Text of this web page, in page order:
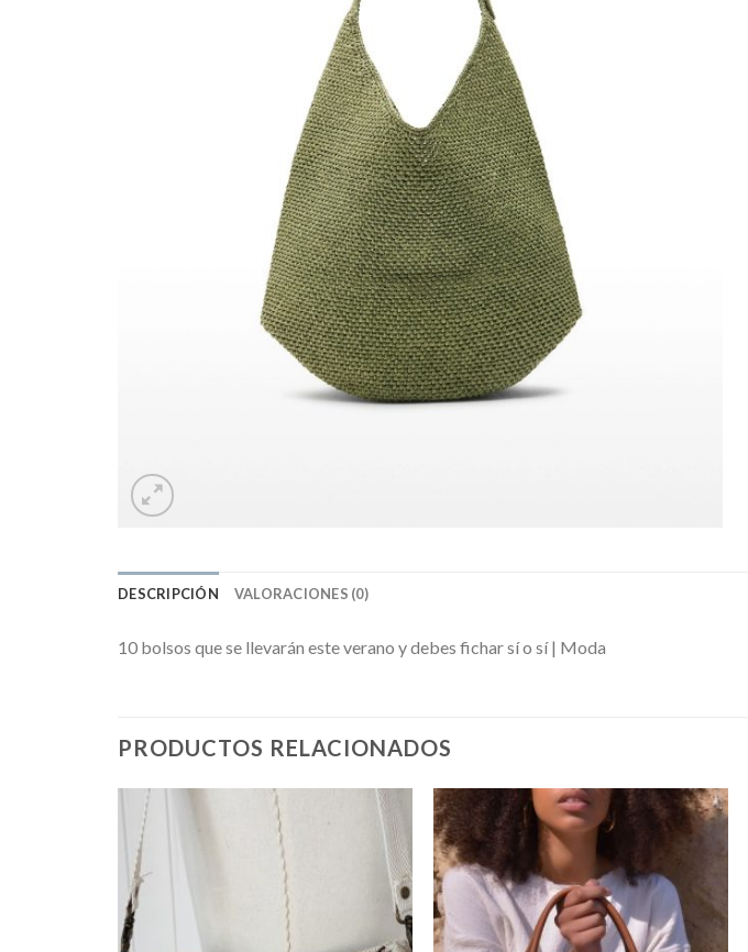
DESCRIPCIÓN VALORACIONES (0)
10 bolsos que se llevarán este verano y debes fichar sí o sí | Moda
PRODUCTOS RELACIONADOS